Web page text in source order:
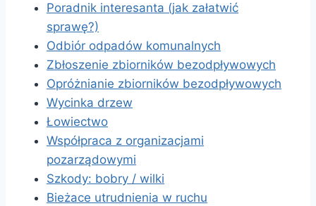
Poradnik interesanta (jak załatwić
sprawę?)
Odbiór odpadów komunalnych
Zbłoszenie zbiorników bezodpływowych
Opróżnianie zbiorników bezodpływowych
Wycinka drzew
Łowiectwo
Współpraca z organizacjami
pozarządowymi
Szkody: bobry / wilki
Bieżace utrudnienia w ruchu